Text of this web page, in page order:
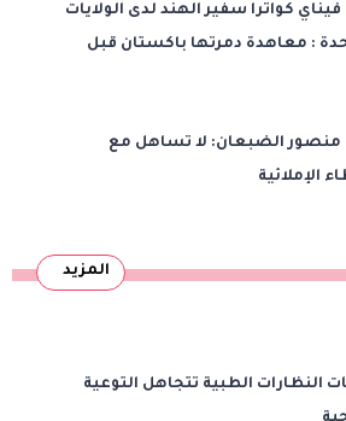
فيناي كواترا سفير الهند لدى الولايات
: معاهدة دمرتها باكستان قبل
منصور الضبعان: لا تساهل مع
الإملائية
المزيد
النظارات الطبية تتجاهل التوعية